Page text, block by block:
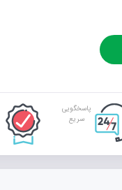
پاسخگویی
سریع